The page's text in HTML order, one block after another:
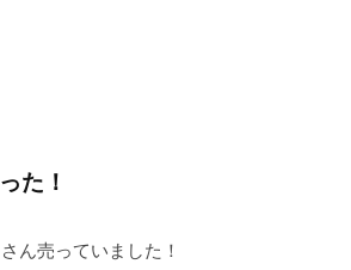
た！
ん売っていました！